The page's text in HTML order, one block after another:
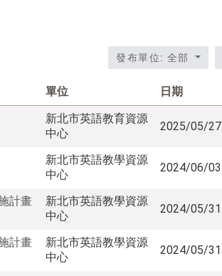
發布單位: 全部
單位 日期
新北市英語教育資源
中心
2025/05/27
新北市英語教學資源
中心
2024/06/03
計畫
新北市英語教學資源
中心
2024/05/31
計畫
新北市英語教學資源
中心
2024/05/31